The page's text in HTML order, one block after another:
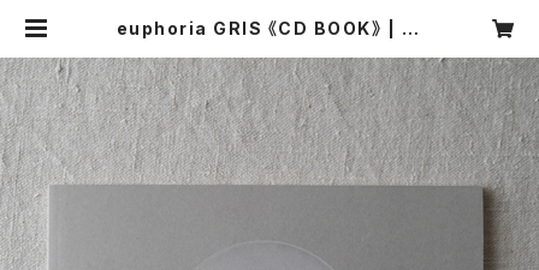
euphoria GRIS 《CD BOOK》 | re